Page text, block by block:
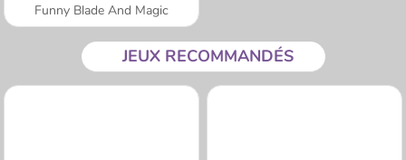
Funny Blade And Magic
JEUX RECOMMANDÉS